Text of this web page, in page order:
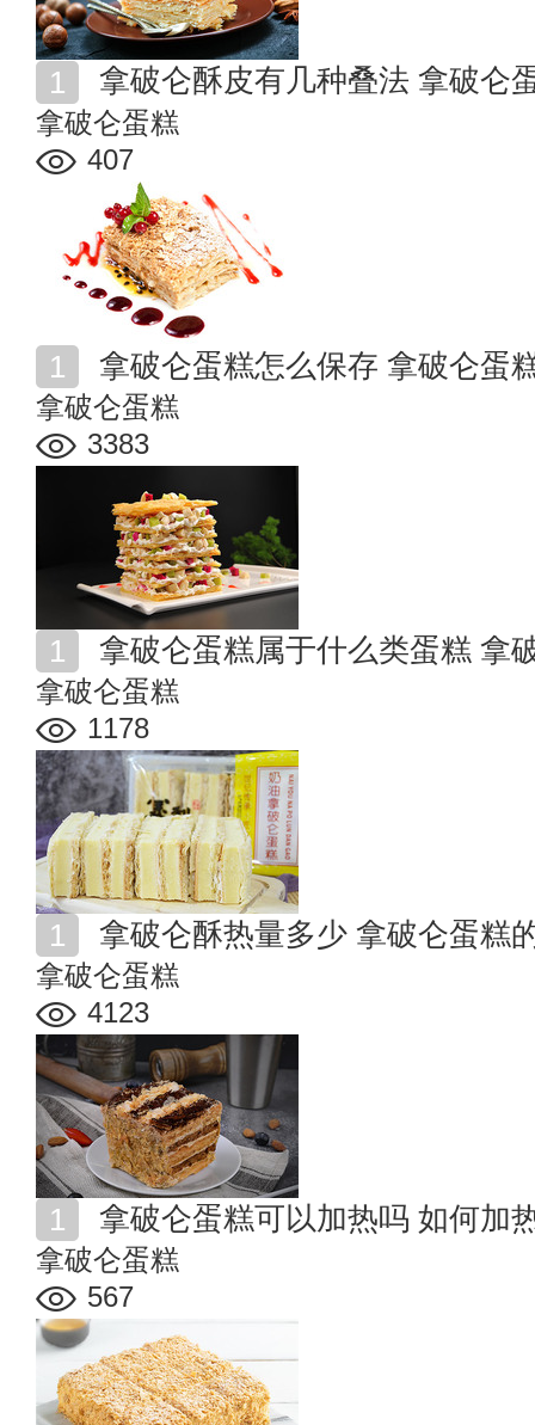
拿破仑酥皮有几种叠法 拿破仑
拿破仑蛋糕
407
拿破仑蛋糕怎么保存 拿破仑蛋
拿破仑蛋糕
3383
拿破仑蛋糕属于什么类蛋糕 拿
拿破仑蛋糕
1178
拿破仑酥热量多少 拿破仑蛋糕
拿破仑蛋糕
4123
拿破仑蛋糕可以加热吗 如何加
拿破仑蛋糕
567